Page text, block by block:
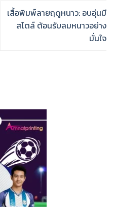
เสื้อพิมพ์ลายฤดูหนาว: อบอุ่นมี
สไตล์ ต้อนรับลมหนาวอย่าง
มั่นใจ